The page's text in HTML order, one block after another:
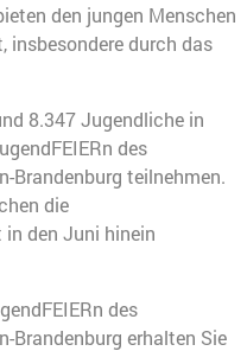
den jungen Menschen
insbesondere durch das
8.347 Jugendliche in
des
Brandenburg teilnehmen.
die
den Juni hinein
des
Brandenburg erhalten Sie